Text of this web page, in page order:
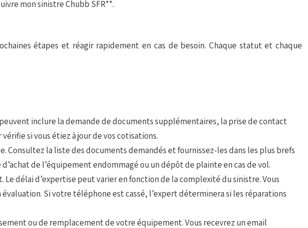
mon sinistre Chubb SFR**.
étapes et réagir rapidement en cas de besoin. Chaque statut et chaque
inclure la demande de documents supplémentaires, la prise de contact
si vous étiez à jour de vos cotisations.
la liste des documents demandés et fournissez-les dans les plus brefs
de l’équipement endommagé ou un dépôt de plainte en cas de vol.
délai d’expertise peut varier en fonction de la complexité du sinistre. Vous
Si votre téléphone est cassé, l’expert déterminera si les réparations
ou de remplacement de votre équipement. Vous recevrez un email